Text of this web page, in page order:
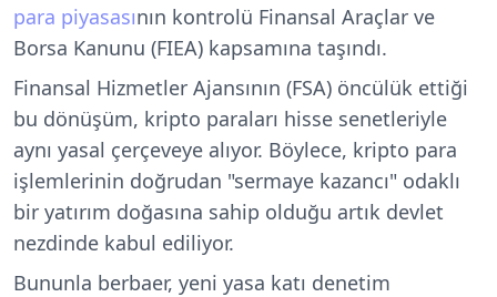
para piyasasının kontrolü Finansal Araçlar ve
Borsa Kanunu (FIEA) kapsamına taşındı.
Finansal Hizmetler Ajansının (FSA) öncülük ettiği
bu dönüşüm, kripto paraları hisse senetleriyle
aynı yasal çerçeveye alıyor. Böylece, kripto para
işlemlerinin doğrudan "sermaye kazancı" odaklı
bir yatırım doğasına sahip olduğu artık devlet
nezdinde kabul ediliyor.
Bununla berbaer, yeni yasa katı denetim